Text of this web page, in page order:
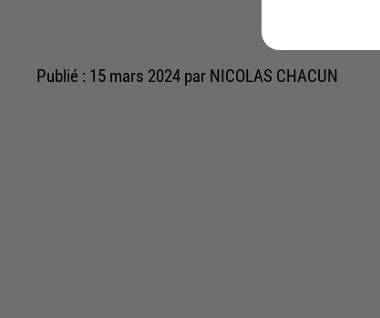
Publié : 15 mars 2024 par NICOLAS CHACUN